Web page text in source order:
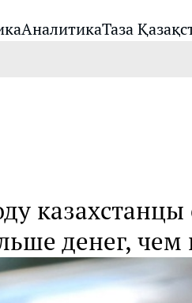
АналитикаТаза
денег, чем